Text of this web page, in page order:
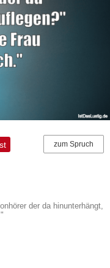
zum Spruch
der da hinunterhängt,